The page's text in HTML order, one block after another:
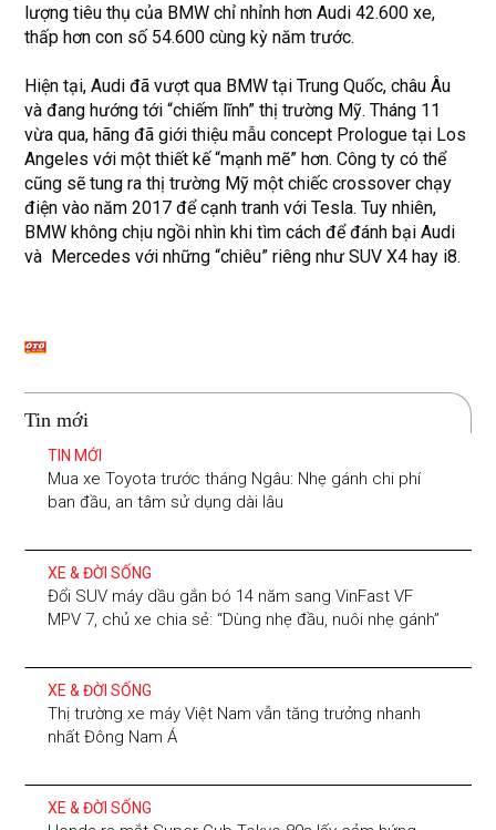
lượng tiêu thụ của BMW chỉ nhỉnh hơn Audi 42.600 xe,
thấp hơn con số 54.600 cùng kỳ năm trước.
Hiện tại, Audi đã vượt qua BMW tại Trung Quốc, châu Âu
và đang hướng tới “chiếm lĩnh” thị trường Mỹ. Tháng 11
vừa qua, hãng đã giới thiệu mẫu concept Prologue tại Los
Angeles với một thiết kế “mạnh mẽ” hơn. Công ty có thể
cũng sẽ tung ra thị trường Mỹ một chiếc crossover chạy
điện vào năm 2017 để cạnh tranh với Tesla. Tuy nhiên,
BMW không chịu ngồi nhìn khi tìm cách để đánh bại Audi
và Mercedes với những “chiêu” riêng như SUV X4 hay i8.
Tin mới
TIN MỚI
Mua xe Toyota trước tháng Ngâu: Nhẹ gánh chi phí
ban đầu, an tâm sử dụng dài lâu
XE & ĐỜI SỐNG
Đổi SUV máy dầu gắn bó 14 năm sang VinFast VF
MPV 7, chủ xe chia sẻ: “Dùng nhẹ đầu, nuôi nhẹ gánh”
XE & ĐỜI SỐNG
Thị trường xe máy Việt Nam vẫn tăng trưởng nhanh
nhất Đông Nam Á
XE & ĐỜI SỐNG